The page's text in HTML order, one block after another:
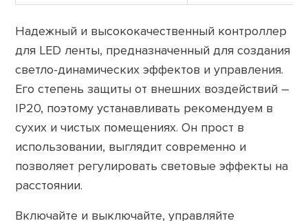
Надежный и высококачественный контроллер
для LED ленты, предназначенный для создания
светло-динамических эффектов и управления.
Его степень защиты от внешних воздействий –
IP20, поэтому устанавливать рекомендуем в
сухих и чистых помещениях. Он прост в
использовании, выглядит современно и
позволяет регулировать световые эффекты на
расстоянии.
Включайте и выключайте, управляйте